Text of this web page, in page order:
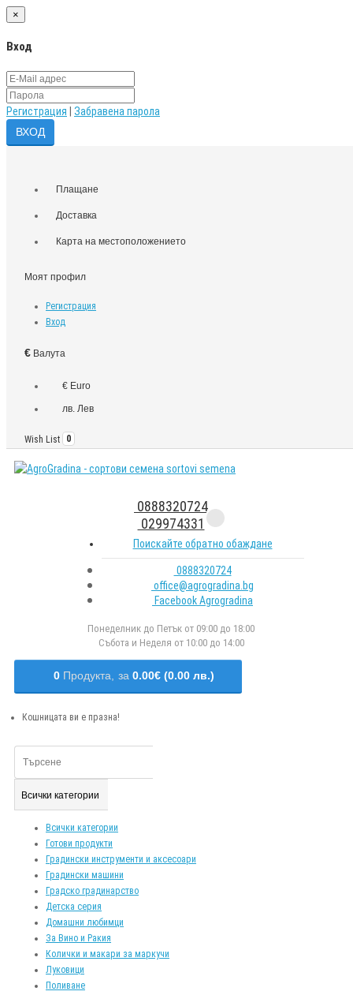
×
Вход
Регистрация Забравена парола
Плащане
Доставка
Карта на местоположението
Моят профил
Регистрация
Вход
€ Валута
€ Euro
лв. Лев
Wish List 0
0888320724
029974331
Поискайте обратно обаждане
0888320724
office@agrogradina.bg
Facebook Agrogradina
Понеделник до Петък от 09:00 до 18:00
Събота и Неделя от 10:00 до 14:00
0 Продукта, за 0.00€ (0.00 лв.)
Кошницата ви е празна!
Всички категории
Всички категории
Готови продукти
Градински инструменти и аксесоари
Градински машини
Градско градинарство
Детска серия
Домашни любимци
За Вино и Ракия
Колички и макари за маркучи
Луковици
Поливане